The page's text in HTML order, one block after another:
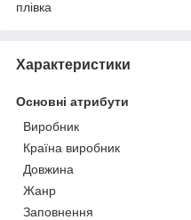
плівка
Характеристики
Основні атрибути
Виробник
Країна виробник
Довжина
Жанр
Заповнення